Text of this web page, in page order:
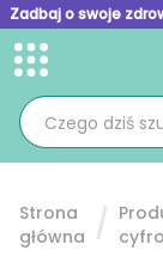
Zadbaj o swoje
Toggle menu
Strona
główna